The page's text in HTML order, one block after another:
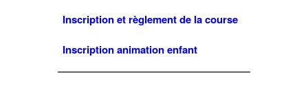
Inscription et règlement de la course
Inscription animation enfant